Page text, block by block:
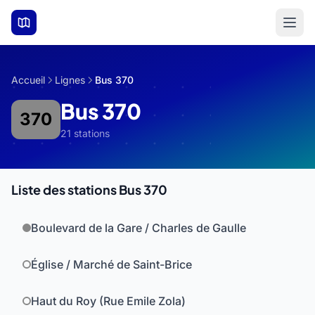
Aller au contenu principal
Accueil Lignes Bus 370
370 Bus 370
21 stations
Liste des stations Bus 370
Boulevard de la Gare / Charles de Gaulle
Église / Marché de Saint-Brice
Haut du Roy (Rue Emile Zola)